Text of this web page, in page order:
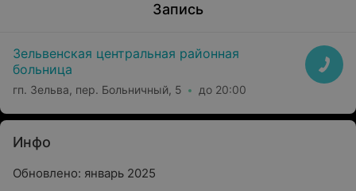
Запись
Зельвенская центральная районная
больница
гп. Зельва, пер. Больничный, 5 до 20:00
Инфо
Обновлено: январь 2025